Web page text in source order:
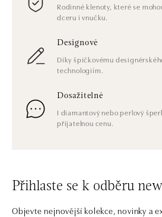
Rodinné klenoty, které se
dceru i vnučku.
Designové
Díky špičkovému
technologiím.
Dosažitelné
I diamantový nebo perlový
přijatelnou cenu.
Přihlaste se k odběru
Objevte nejnovější kolekce, novinky a